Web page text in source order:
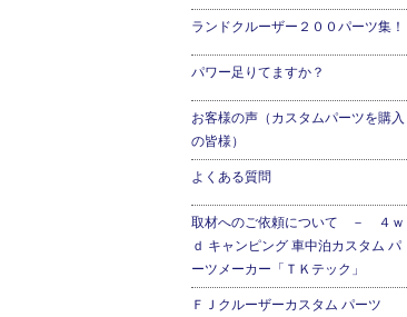
ランドクルーザー２００パーツ集！
パワー足りてますか？
お客様の声（カスタムパーツを購入
の皆様）
よくある質問
取材へのご依頼について － ４ｗ
ｄ キャンピング 車中泊カスタム パ
ーツメーカー「ＴＫテック」
ＦＪクルーザーカスタム パーツ